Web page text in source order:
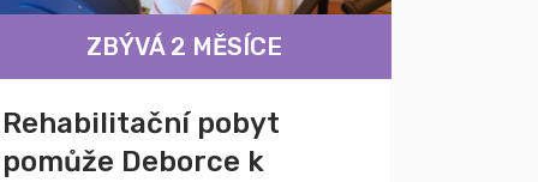
ZBÝVÁ 2 MĚSÍCE
Rehabilitační pobyt
pomůže Deborce k